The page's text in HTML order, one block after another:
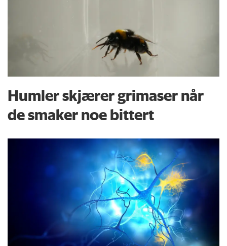
Humler skjærer grimaser når
de smaker noe bittert